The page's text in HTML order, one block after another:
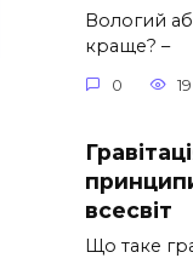
Вологий
краще? –
0 19
всесвіт
Що таке